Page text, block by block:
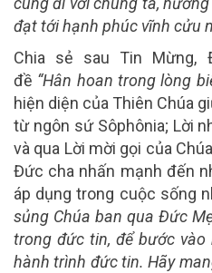
đạt tới hạnh phúc vĩnh cửu
Chia sẻ sau Tin Mừng,
đề “Hân hoan trong lòng
hiện diện của Thiên Chúa
từ ngôn sứ Sôphônia; Lời
và qua Lời mời gọi của
Đức cha nhấn mạnh đến
áp dụng trong cuộc sống
sủng Chúa ban qua Đức
trong đức tin, để bước
hành trình đức tin. Hãy